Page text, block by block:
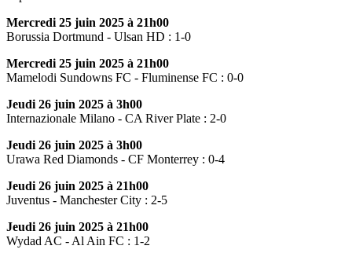
Mercredi 25 juin 2025 à 21h00
Borussia Dortmund - Ulsan HD : 1-0
Mercredi 25 juin 2025 à 21h00
Mamelodi Sundowns FC - Fluminense FC : 0-0
Jeudi 26 juin 2025 à 3h00
Internazionale Milano - CA River Plate : 2-0
Jeudi 26 juin 2025 à 3h00
Urawa Red Diamonds - CF Monterrey : 0-4
Jeudi 26 juin 2025 à 21h00
Juventus - Manchester City : 2-5
Jeudi 26 juin 2025 à 21h00
Wydad AC - Al Ain FC : 1-2